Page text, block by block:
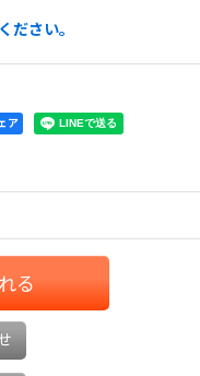
ださい。
ア
る